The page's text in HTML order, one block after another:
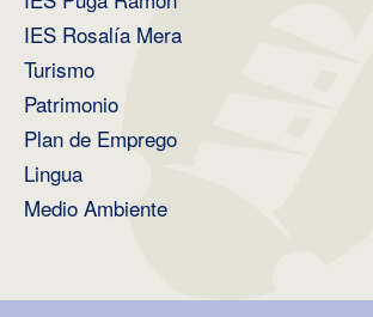
IES Rosalía Mera
Turismo
Patrimonio
Plan de Emprego
Lingua
Medio Ambiente